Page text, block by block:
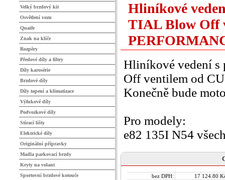
Hliníkové
TIAL Blow Off
Hliníkové vedení s
Off ventilem od
Konečně bude
Pro modely:
e82 135I N54
bez DPH:
17 124.80
Velký brzdový kit
Osvětlení vozu
Quaife
Znak na klíče
Rozpěry
Předové díly a filtry
Díly karosérie
Brzdové díly
Díly topení a klimatizace
Výfukové díly
Podvozkové díly
Stírací lišty
Elektrické díly
Originální přípravky
Madla parkovací brzdy
Kryty na volant
Sportovní brzdové kotouče